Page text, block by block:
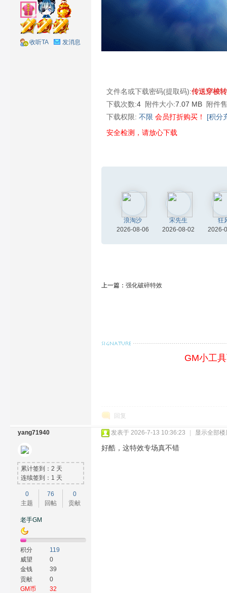
收听TA 发消息
文件名或下载密码(提取码):传送穿梭
下载次数:4 附件大小:7.07 MB
附件
下载权限: 不限 会员打折购买！
[积分
安全检测，请放心下载
浪淘沙
2026-08-06
宋先生
2026-08-02
狂
2026-
上一篇： 强化破碎特效
GM小工
回复
yang71940
累计签到：2 天
连续签到：1 天
0
主题
76
回帖
0
贡献
老手GM
积分
119
威望
0
金钱
39
贡献
0
GM币
32
发表于 2026-7-13 10:36:23 显示全部楼
好酷，这特效专场真不错